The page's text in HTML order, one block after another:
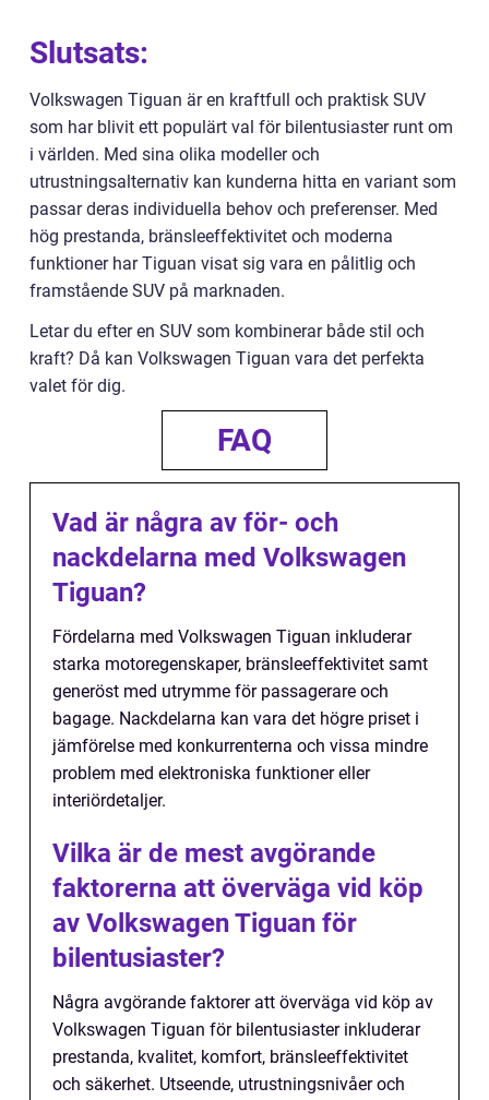
Slutsats:
Volkswagen Tiguan är en kraftfull och praktisk SUV
som har blivit ett populärt val för bilentusiaster runt om
i världen. Med sina olika modeller och
utrustningsalternativ kan kunderna hitta en variant som
passar deras individuella behov och preferenser. Med
hög prestanda, bränsleeffektivitet och moderna
funktioner har Tiguan visat sig vara en pålitlig och
framstående SUV på marknaden.
Letar du efter en SUV som kombinerar både stil och
kraft? Då kan Volkswagen Tiguan vara det perfekta
valet för dig.
FAQ
Vad är några av för- och
nackdelarna med Volkswagen
Tiguan?
Fördelarna med Volkswagen Tiguan inkluderar
starka motoregenskaper, bränsleeffektivitet samt
generöst med utrymme för passagerare och
bagage. Nackdelarna kan vara det högre priset i
jämförelse med konkurrenterna och vissa mindre
problem med elektroniska funktioner eller
interiördetaljer.
Vilka är de mest avgörande
faktorerna att överväga vid köp
av Volkswagen Tiguan för
bilentusiaster?
Några avgörande faktorer att överväga vid köp av
Volkswagen Tiguan för bilentusiaster inkluderar
prestanda, kvalitet, komfort, bränsleeffektivitet
och säkerhet. Utseende, utrustningsnivåer och